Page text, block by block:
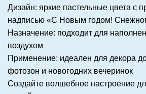
Дизайн: яркие пастельные цвета с
надписью «С Новым годом!
Назначение: подходит для
воздухом
Применение: идеален для декора
фотозон и новогодних вечеринок
Создайте волшебное настроение